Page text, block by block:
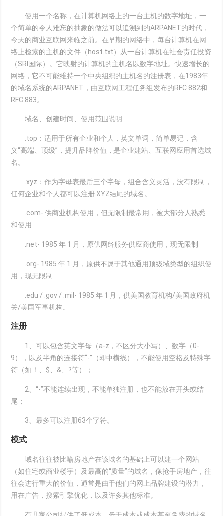
使用一个名称，在计算机网络上的一台主机的数字地址，一
个简单的令人难忘的抽象的做法可以追溯到的ARPANET的时代，
今天的商业互联网来临之前。在早期的网络中，每台计算机在网
络上检索的主机的文件（host.txt）从一台计算机在社会责任投资
（SRI国际）。它映射的计算机的主机名以数字地址。快速增长的
网络，它不可能维持一个中央组织的主机名的注册表，在1983年
的域名系统的ARPANET，由互联网工程任务组发布的RFC 882和
RFC 883。
域名、创建时间、使用范围说明
.top：适用于所有企业和个人，英文单词，简单易记，含
义“高端、顶级”，提升品牌价值，是企业建站、互联网应用首选域
名。
.xyz：作为字母表最后三个字母，组合含义灵活，没有限制，
任何企业和个人都可以注册.XYZ结尾的域名。
.com- 供商业机构使用，但无限制最常用，被大部分人熟悉
和使用
.net- 1985 年 1 月，原供网络服务供应商使用，现无限制
.org- 1985 年 1 月，原供不属于其他通用顶级域类型的组织使
用，现无限制
.edu / .gov / .mil- 1985 年 1 月，供美国教育机构/美国政府机
关/美国军事机构。
注册
1、可以包含英文字母（a-z，不区分大小写）、数字（0-
9），以及半角的连接符“-”（即中横线），不能使用空格及特殊字
符（如！、$、&、?等）；
2、“-”不能连续出现，不能单独注册，也不能放在开头或结
尾；
3、最多可以注册63个字符。
模式
域名往往被比喻房地产在该域名的基础上可以建一个网站
（如住宅或商业楼宇）及最高的“质量”的域名，像抢手房地产，往
往会进行重大的价值，通常是由于他们的网上品牌建设的潜力，
用在广告，搜索引擎优化，以及许多其他标准。